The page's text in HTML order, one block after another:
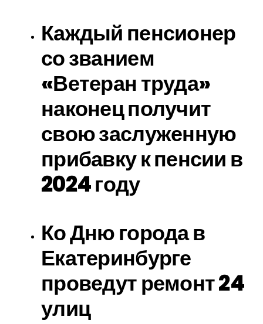
Каждый пенсионер
со званием
«Ветеран труда»
наконец получит
свою заслуженную
прибавку к пенсии в
2024 году
Ко Дню города в
Екатеринбурге
проведут ремонт 24
улиц